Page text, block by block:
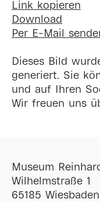
Link kopieren
Download
Per E-Mail
Dieses Bild
generiert. Sie
und auf Ihren
Wir freuen uns
Museum
Wilhelmstraße 1
65185 Wiesbaden